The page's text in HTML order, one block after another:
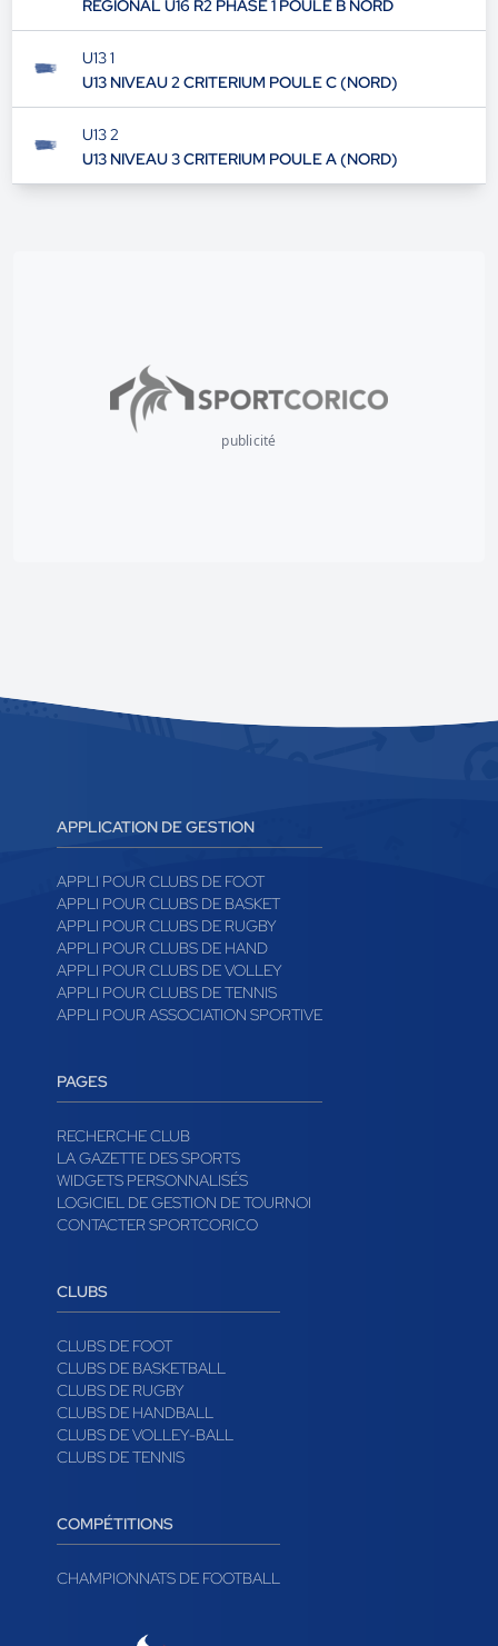
REGIONAL U16 R2 PHASE 1 POULE B NORD
U13 1
U13 NIVEAU 2 CRITERIUM POULE C (NORD)
U13 2
U13 NIVEAU 3 CRITERIUM POULE A (NORD)
publicité
APPLICATION DE GESTION
APPLI POUR CLUBS DE FOOT
APPLI POUR CLUBS DE BASKET
APPLI POUR CLUBS DE RUGBY
APPLI POUR CLUBS DE HAND
APPLI POUR CLUBS DE VOLLEY
APPLI POUR CLUBS DE TENNIS
APPLI POUR ASSOCIATION SPORTIVE
PAGES
RECHERCHE CLUB
LA GAZETTE DES SPORTS
WIDGETS PERSONNALISÉS
LOGICIEL DE GESTION DE TOURNOI
CONTACTER SPORTCORICO
CLUBS
CLUBS DE FOOT
CLUBS DE BASKETBALL
CLUBS DE RUGBY
CLUBS DE HANDBALL
CLUBS DE VOLLEY-BALL
CLUBS DE TENNIS
COMPÉTITIONS
CHAMPIONNATS DE FOOTBALL